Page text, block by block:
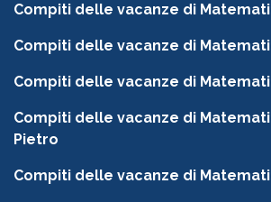
Compiti delle vacanze di
Compiti delle vacanze di
Compiti delle vacanze di
Compiti delle vacanze di
Pietro
Compiti delle vacanze di